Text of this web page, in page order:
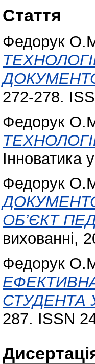
Стаття
Федорук
272-278.
Федорук
Інноватика
Федорук
ОБ’ЄКТ
вихованні,
Федорук
СТУДЕНТА
287. ISSN